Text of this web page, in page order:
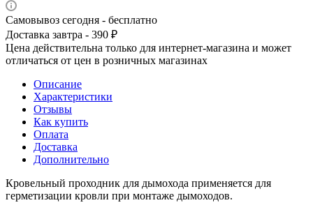
Самовывоз сегодня - бесплатно
Доставка завтра - 390 ₽
Цена действительна только для интернет-магазина и может
отличаться от цен в розничных магазинах
Описание
Характеристики
Отзывы
Как купить
Оплата
Доставка
Дополнительно
Кровельный проходник для дымохода применяется для
герметизации кровли при монтаже дымоходов.